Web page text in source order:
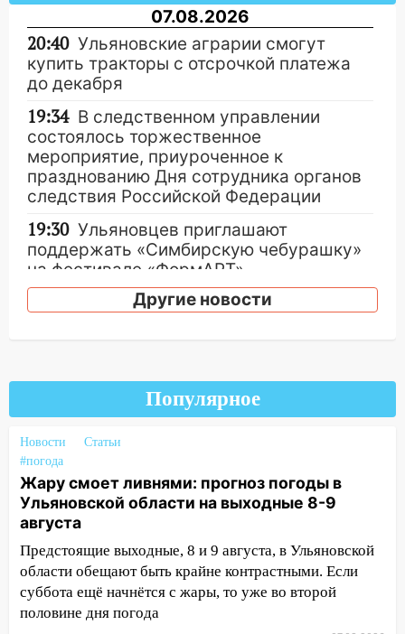
07.08.2026
20:40 Ульяновские аграрии смогут
купить тракторы с отсрочкой платежа
до декабря
19:34 В следственном управлении
состоялось торжественное
мероприятие, приуроченное к
празднованию Дня сотрудника органов
следствия Российской Федерации
19:30 Ульяновцев приглашают
поддержать «Симбирскую чебурашку»
на фестивале «ФормАРТ»
18:11
Ульяновская область стала
17:16 В реанимацию Ульяновской
областной больницы поступили шесть
новых аппаратов ИВЛ
16:51
В Чердаклинском районе
ремонтируют дороги, ставят остановки
и проводят новое освещение
16:35 В Ульяновске установили ещё
девять бункеров для крупногабаритного
мусора
16:26 В Ульяновске бесплатно покажут
матч «Волги» под открытым небом
Другие новости
Популярное
Новости
Статьи
#погода
Жару смоет ливнями: прогноз погоды в
Ульяновской области на выходные 8-9
августа
Предстоящие выходные, 8 и 9 августа, в Ульяновской
области обещают быть крайне контрастными. Если
суббота ещё начнётся с жары, то уже во второй
половине дня погода